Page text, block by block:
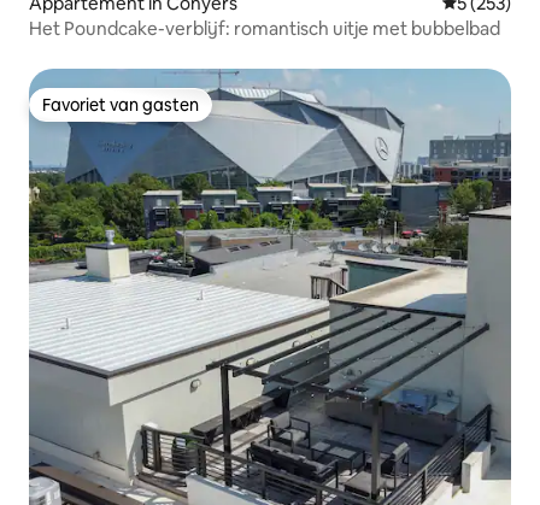
Het Poundcake-verblijf: romantisch uitje met bubbelbad
Favoriet van gasten
Favoriet van gasten